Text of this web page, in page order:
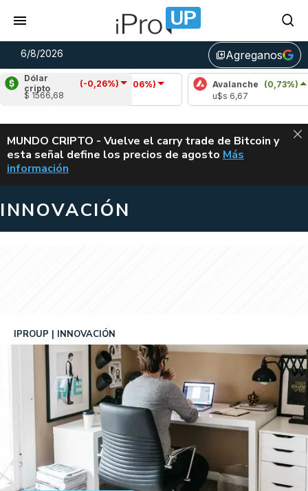
6/8/2026 library_addAgreganos
Dólar
cripto
(-0,26%)
$ 1566,68
Cardano
(-1,06%)
u$s 0,19
Avalanche (0,73%)
ALERTA
MUNDO CRIPTO - Vuelve el carry trade de Bitcoin y
esta señal define los precios de agosto VUELVE EL
Más
información
INNOVACIÓN
IPROUP INNOVACIÓN